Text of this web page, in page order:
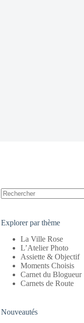
Explorer par thème
La Ville Rose
L’Atelier Photo
Assiette & Objectif
Moments Choisis
Carnet du Blogueur
Carnets de Route
Nouveautés